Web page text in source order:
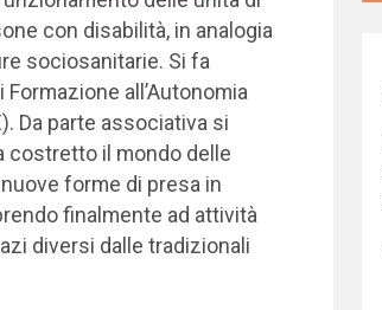
con disabilità, in analogia
sociosanitarie. Si fa
all’Autonomia
Da parte associativa si
costretto il mondo delle
forme di presa in
finalmente ad attività
diversi dalle tradizionali